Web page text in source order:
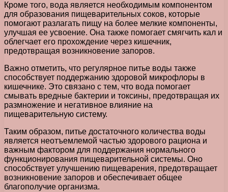
Кроме того, вода является необходимым компонентом
для образования пищеварительных соков, которые
помогают разлагать пищу на более мелкие компоненты,
улучшая ее усвоение. Она также помогает смягчить кал и
облегчает его прохождение через кишечник,
предотвращая возникновение запоров.
Важно отметить, что регулярное питье воды также
способствует поддержанию здоровой микрофлоры в
кишечнике. Это связано с тем, что вода помогает
смывать вредные бактерии и токсины, предотвращая их
размножение и негативное влияние на
пищеварительную систему.
Таким образом, питье достаточного количества воды
является неотъемлемой частью здорового рациона и
важным фактором для поддержания нормального
функционирования пищеварительной системы. Оно
способствует улучшению пищеварения, предотвращает
возникновение запоров и обеспечивает общее
благополучие организма.